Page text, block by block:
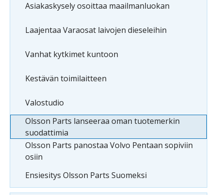
Asiakaskysely osoittaa maailmanluokan
Laajentaa Varaosat laivojen dieseleihin
Vanhat kytkimet kuntoon
Kestävän toimilaitteen
Valostudio
Olsson Parts lanseeraa oman tuotemerkin
suodattimia
Olsson Parts panostaa Volvo Pentaan sopiviin
osiin
Ensiesitys Olsson Parts Suomeksi